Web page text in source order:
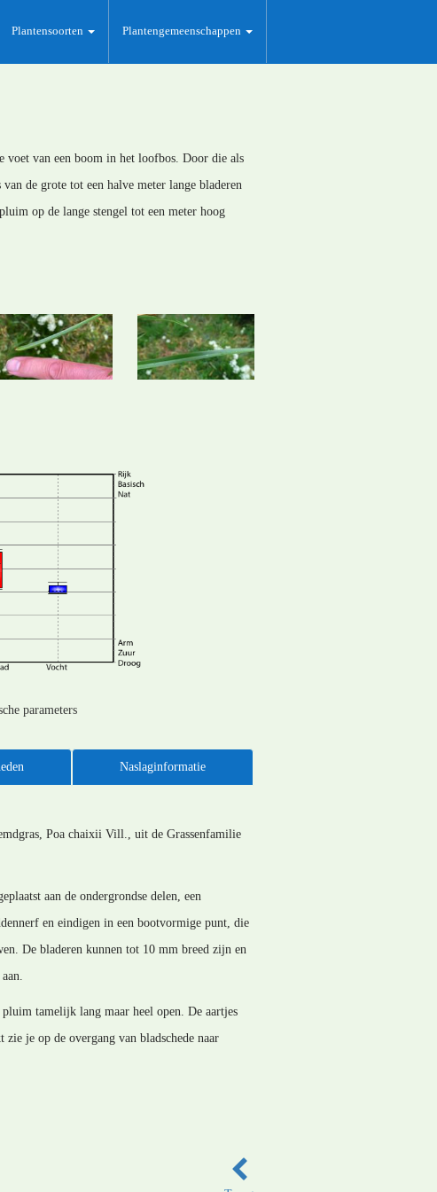
Plantensoorten Plantengemeenschappen
voet van een boom in het loofbos. Door die als
de grote tot een halve meter lange bladeren
op de lange stengel tot een meter hoog
parameters
Naslaginformatie
Poa chaixii Vill., uit de Grassenfamilie
aan de ondergrondse delen, een
en eindigen in een bootvormige punt, die
De bladeren kunnen tot 10 mm breed zijn en
tamelijk lang maar heel open. De aartjes
je op de overgang van bladschede naar